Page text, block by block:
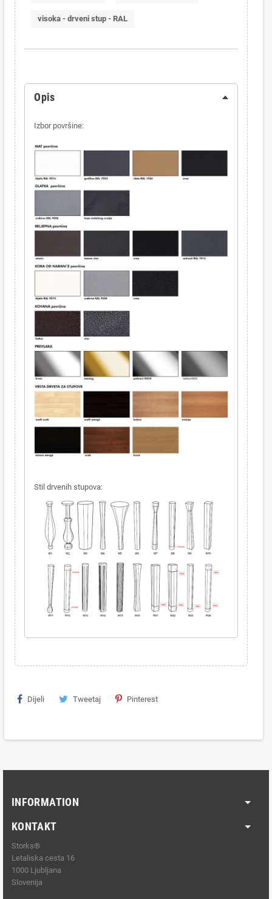
visoka - drveni stup - RAL
Opis
Izbor površine:
Stil drvenih stupova:
Dijeli Tweetaj Pinterest
INFORMATION
KONTAKT
Storks®
Letaliska cesta 16
1000 Ljubljana
Slovenija